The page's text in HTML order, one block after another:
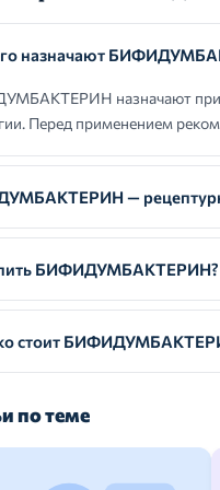
назначают
назначают при
Перед применением
—
БИФИДУМБАКТЕРИН?
стоит
по теме